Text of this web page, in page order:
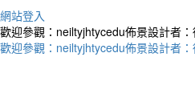
網站登入
歡迎參觀：neiltyjhtycedu佈景設計者
歡迎參觀：neiltyjhtycedu佈景設計者